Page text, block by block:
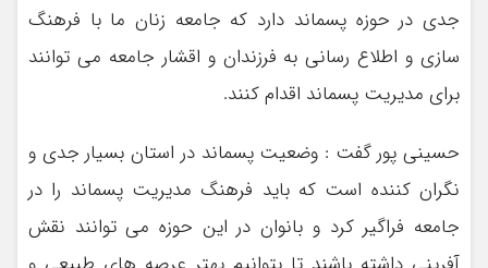
جدی در حوزه پسماند دارد که جامعه زنان ما با فرهنگ
سازی و اطلاع رسانی به فرزندان و اقشار جامعه می توانند
برای مدیریت پسماند اقدام کنند.
حسینی پور گفت : وضعیت پسماند در استان بسیار جدی و
نگران کننده است که باید فرهنگ مدیریت پسماند را در
جامعه فراگیر کرد و بانوان در این حوزه می توانند نقش